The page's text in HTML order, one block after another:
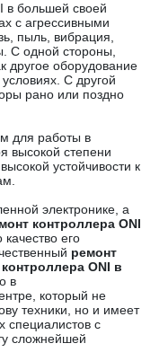
в большей своей
с агрессивными
пыль, вибрация,
С одной стороны,
другое оборудование
С другой
рано или поздно
для работы в
высокой степени
устойчивости к
электронике, а
контроллера ONI
его
ремонт
ONI в
в
который не
техники, но и имеет
специалистов с
сложнейшей